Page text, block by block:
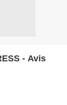
- Avis